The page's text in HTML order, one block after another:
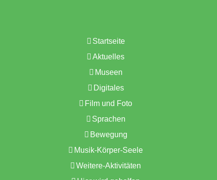
Startseite
Aktuelles
Museen
Digitales
Film und Foto
Sprachen
Bewegung
Musik-Körper-Seele
Weitere-Aktivitäten